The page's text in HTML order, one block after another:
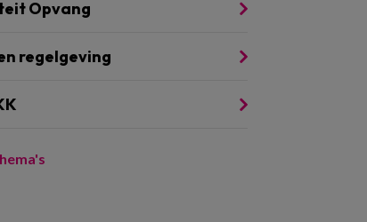
Opvang
regelgeving